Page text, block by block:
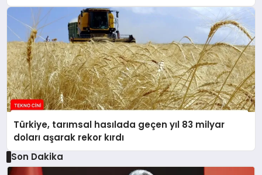
Türkiye, tarımsal hasılada geçen yıl 83 milyar
doları aşarak rekor kırdı
Son Dakika